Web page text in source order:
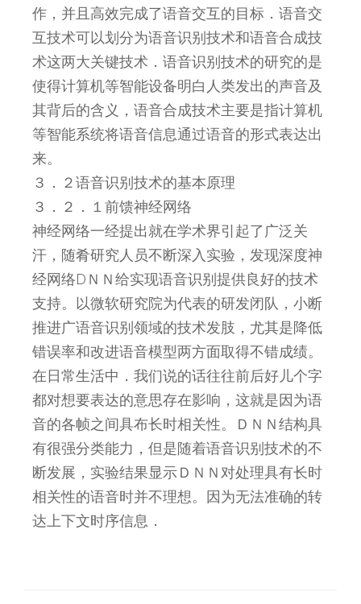
作，并且高效完成了语音交互的目标．语音交
互技术可以划分为语音识别技术和语音合成技
术这两大关键技术．语音识别技术的研究的是
使得计算机等智能设备明白人类发出的声音及
其背后的含义，语音合成技术主要是指计算机
等智能系统将语音信息通过语音的形式表达出
来。
３．２语音识别技术的基本原理
３．２．１前馈神经网络
神经网络一经提出就在学术界引起了广泛关
汗，随肴研究人员不断深入实验，发现深度神
经网络DＮＮ给实现语音识别提供良好的技术
支持。以微软研究院为代表的研发闭队，小断
推进广语音识别领域的技术发肢，尤其是降低
错误率和改进语音模型两方面取得不错成绩。
在日常生活中．我们说的话往往前后好儿个字
都对想要表达的意思存在影响，这就是因为语
音的各帧之间具布长时相关性。ＤＮＮ结构具
有很强分类能力，但是随着语音识别技术的不
断发展，实验结果显示ＤＮＮ对处理具有长时
相关性的语音时并不理想。因为无法准确的转
达上下文时序信息．